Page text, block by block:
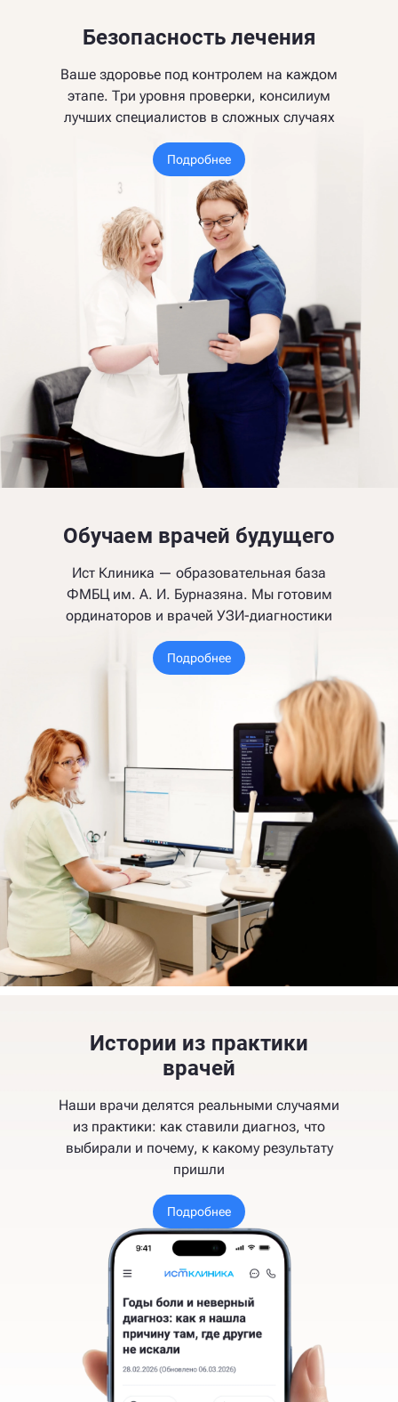
Безопасность лечения
Ваше здоровье под контролем на каждом
этапе. Три уровня проверки, консилиум
лучших специалистов в сложных случаях
Подробнее
Обучаем врачей будущего
Ист Клиника — образовательная база
ФМБЦ им. А. И. Бурназяна. Мы готовим
ординаторов и врачей УЗИ-диагностики
Подробнее
Истории из практики
врачей
Наши врачи делятся реальными случаями
из практики: как ставили диагноз, что
выбирали и почему, к какому результату
пришли
Подробнее